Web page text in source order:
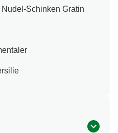
Schinken Gratin